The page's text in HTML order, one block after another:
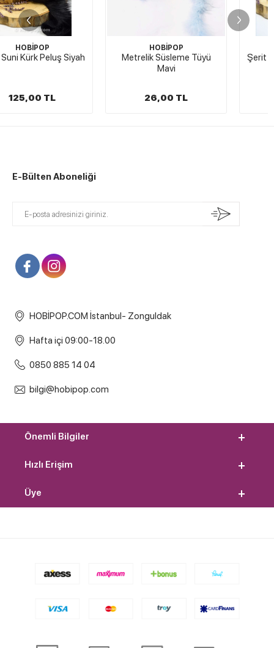
Metrelik Süsleme Tüyü
26,00 TL
Şerit Suni Kürk Peluş Kırçıllı
125,00 TL
E-Bülten Aboneliği
HOBİPOP.COM İstanbul- Zonguldak
Hafta içi 09:00-18.00
0850 885 14 04
bilgi@hobipop.com
Önemli Bilgiler
Hızlı Erişim
Üye